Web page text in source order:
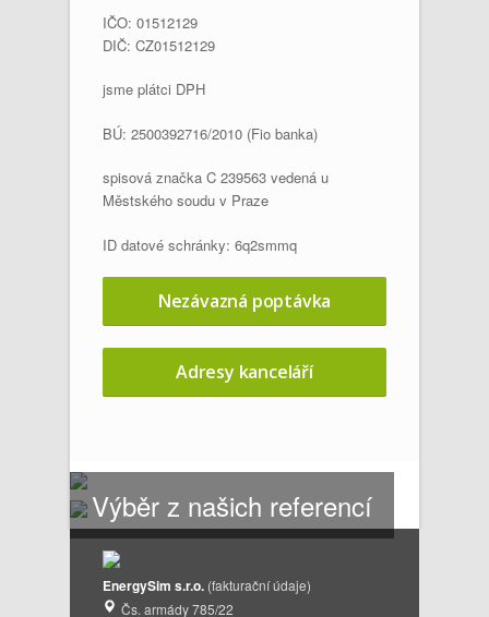
IČO: 01512129
DIČ: CZ01512129
jsme plátci DPH
BÚ: 2500392716/2010 (Fio banka)
spisová značka C 239563 vedená u
Městského soudu v Praze
ID datové schránky: 6q2smmq
Nezávazná poptávka
Adresy kanceláří
Výběr z našich referencí
EnergySim s.r.o. (fakturační údaje)
Čs. armády 785/22